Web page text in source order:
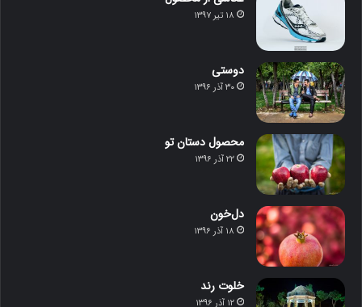
۱۸ تیر ۱۳۹۷
دوستی
۳۰ آذر ۱۳۹۶
محصول دستان تو
۲۲ آذر ۱۳۹۶
دل‌خون
۱۸ آذر ۱۳۹۶
خلوت رند
۱۲ آذر ۱۳۹۶